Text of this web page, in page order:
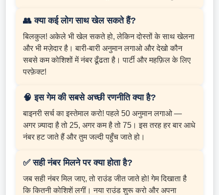
👥 क्या कई लोग साथ खेल सकते हैं?
बिलकुल! अकेले भी खेल सकते हो, लेकिन दोस्तों के साथ खेलना
और भी मज़ेदार है। बारी-बारी अनुमान लगाओ और देखो कौन
सबसे कम कोशिशों में नंबर ढूँढता है। पार्टी और महफ़िल के लिए
परफ़ेक्ट!
🧠 इस गेम की सबसे अच्छी रणनीति क्या है?
बाइनरी सर्च का इस्तेमाल करो! पहले 50 अनुमान लगाओ —
अगर ज़्यादा है तो 25, अगर कम है तो 75। इस तरह हर बार आधे
नंबर हट जाते हैं और तुम जल्दी पहुँच जाते हो।
✅ सही नंबर मिलने पर क्या होता है?
जब सही नंबर मिल जाए, तो राउंड जीत जाते हो! गेम दिखाता है
कि कितनी कोशिशें लगीं। नया राउंड शुरू करो और अपना